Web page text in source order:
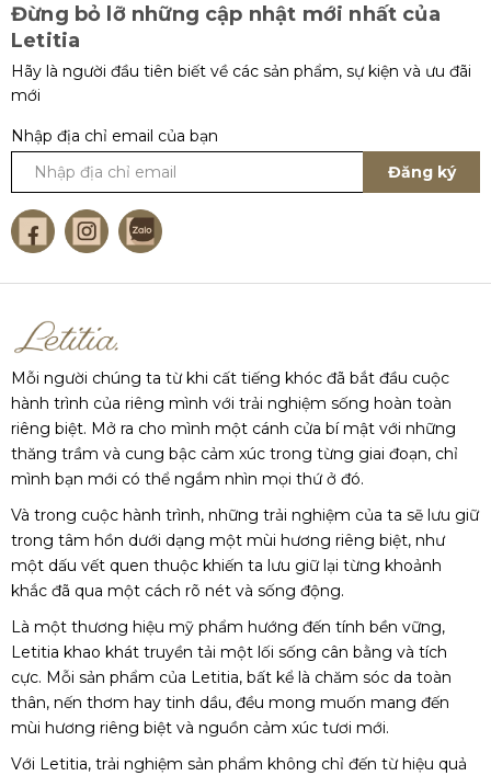
Đừng bỏ lỡ những cập nhật mới nhất của
Letitia
Hãy là người đầu tiên biết về các sản phẩm, sự kiện và ưu đãi
mới
Nhập địa chỉ email của bạn
Đăng ký
Mỗi người chúng ta từ khi cất tiếng khóc đã bắt đầu cuộc
hành trình của riêng mình với trải nghiệm sống hoàn toàn
riêng biệt. Mở ra cho mình một cánh cửa bí mật với những
thăng trầm và cung bậc cảm xúc trong từng giai đoạn, chỉ
mình bạn mới có thể ngắm nhìn mọi thứ ở đó.
Và trong cuộc hành trình, những trải nghiệm của ta sẽ lưu giữ
trong tâm hồn dưới dạng một mùi hương riêng biệt, như
một dấu vết quen thuộc khiến ta lưu giữ lại từng khoảnh
khắc đã qua một cách rõ nét và sống động.
Là một thương hiệu mỹ phẩm hướng đến tính bền vững,
Letitia khao khát truyền tải một lối sống cân bằng và tích
cực. Mỗi sản phẩm của Letitia, bất kể là chăm sóc da toàn
thân, nến thơm hay tinh dầu, đều mong muốn mang đến
mùi hương riêng biệt và nguồn cảm xúc tươi mới.
Với Letitia, trải nghiệm sản phẩm không chỉ đến từ hiệu quả